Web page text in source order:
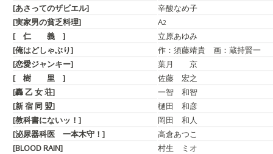
[あさってのザビエル]
辛酸なめ子
[実家男の貧乏料理]
A2
[ 仁 義 ]
立原あゆみ
[俺はどしゃぶり]
作：須藤靖貴 画：蔵持賢一
[恋愛ジャンキー]
葉月 京
[ 樹 里 ]
佐藤 宏之
[轟 乙 女 荘]
一智 和智
[新 宿 同 盟]
樋田 和彦
[教科書にないッ！]
岡田 和人
[泌尿器科医 一本木守！]
高倉あつこ
[BLOOD RAIN]
村生 ミオ